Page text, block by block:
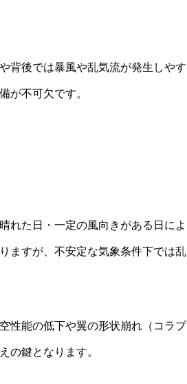
背後では暴風や乱気流が発生しやす
が不可欠です。
れた日・一定の風向きがある日によ
ますが、不安定な気象条件下では乱
性能の低下や翼の形状崩れ（コラプ
の鍵となります。